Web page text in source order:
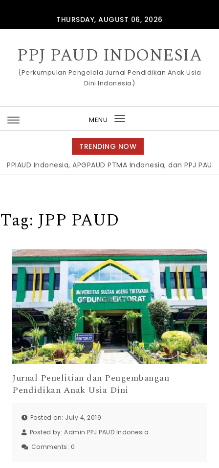
THURSDAY, AUGUST 06, 2026
PPJ PAUD INDONESIA
{Perkumpulan Pengelola Jurnal Pendidikan Anak Usia
Dini Indonesia)
MENU
Toggle
navigation
TRENDING NOW
Indonesia, APGPAUD PTMA Indonesia, dan PPJ
Tag: JPP PAUD
Jurnal Penelitian dan Pengembangan
Pendidikan Anak Usia Dini
Posted on: July 4, 2019
Posted by: Admin PPJ PAUD Indonesia
Comments: 0